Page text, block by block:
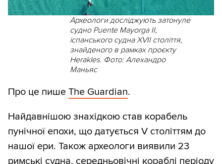
Археологи досліджують затонуле
судно Puente Mayorga II,
іспанського судна XVII століття,
знайденого в рамках проєкту
Herakles. Фото: Алехандро
Маньяс
Про це пише The Guardian.
Найдавнішою знахідкою став корабель
пунічної епохи, що датується V століттям до
нашої ери. Також археологи виявили 23
римські судна, середньовічні кораблі періоду